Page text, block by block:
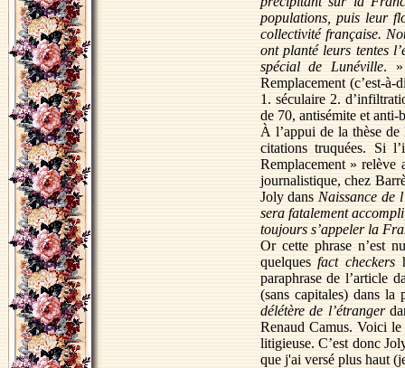
populations, puis leur
collectivité française.
ont planté leurs tentes
spécial de Lunéville.
Remplacement (c’est-
1. séculaire 2.
de 70, antisémite et
À l’appui de la thèse
citations truquées. Si
Remplacement » relève
journalistique, chez
Joly dans Naissance de
sera fatalement
toujours s’appeler la
Or cette phrase n’est
quelquesfact checkers
paraphrase de l’article
(sans capitales) dans
délétère de l’étranger
Renaud Camus. Voici
litigieuse. C’est donc
que j'ai versé plus haut